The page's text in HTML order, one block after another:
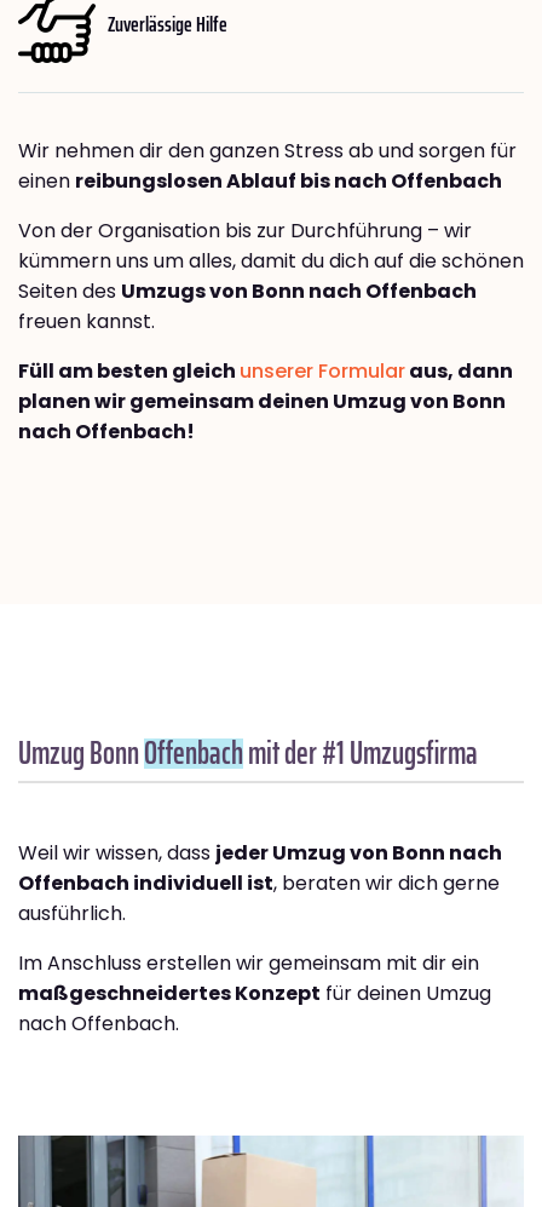
Zuverlässige Hilfe
Wir nehmen dir den ganzen Stress ab und sorgen für
einen reibungslosen Ablauf bis nach Offenbach
Von der Organisation bis zur Durchführung – wir
kümmern uns um alles, damit du dich auf die schönen
Seiten des Umzugs von Bonn nach Offenbach
freuen kannst.
Füll am besten gleich unserer Formularaus, dann
planen wir gemeinsam deinen Umzug von Bonn
nach Offenbach!
Umzug BonnOffenbachmit der #1 Umzugsfirma
Weil wir wissen, dass jeder Umzug von Bonn nach
Offenbach individuell ist, beraten wir dich gerne
ausführlich.
Im Anschluss erstellen wir gemeinsam mit dir ein
maßgeschneidertes Konzept für deinen Umzug
nach Offenbach.